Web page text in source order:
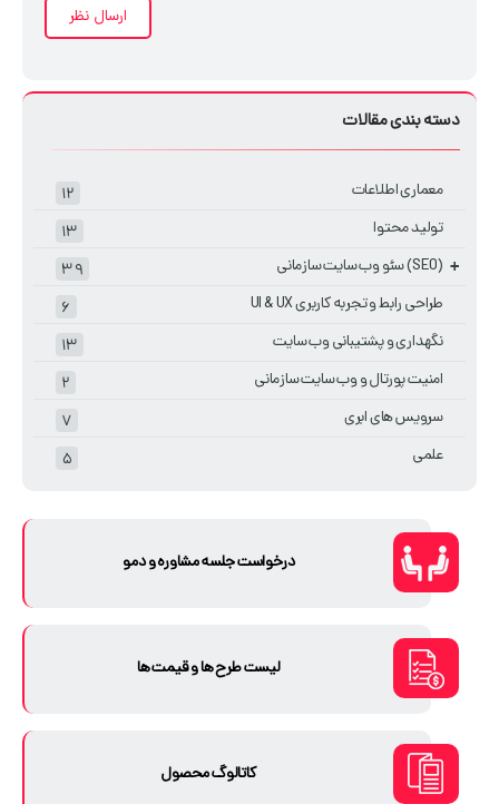
دسته بندی مقالات
معماری اطلاعات
۱۲
تولید محتوا
۱۳
+ (SEO) سئو وب سایت سازمانی
۳۹
طراحی رابط و تجربه کاربری UI & UX
۶
نگهداری و پشتیبانی وب سایت
۱۳
امنیت پورتال و وب سایت سازمانی
۲
سرویس های ابری
۷
علمی
۵
درخواست جلسه مشاوره و دمو
لیست طرح ها و قیمت ها
کاتالوگ محصول